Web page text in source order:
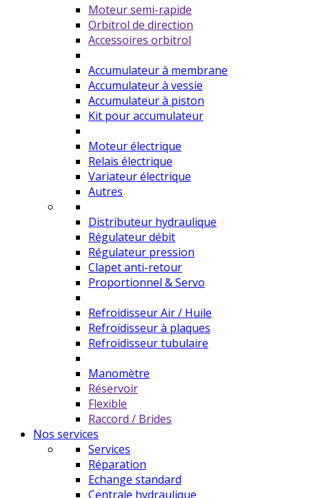
Moteur semi-rapide
Orbitrol de direction
Accessoires orbitrol
Accumulateur à membrane
Accumulateur à vessie
Accumulateur à piston
Kit pour accumulateur
Moteur électrique
Relais électrique
Variateur électrique
Autres
Distributeur hydraulique
Régulateur débit
Régulateur pression
Clapet anti-retour
Proportionnel & Servo
Refroidisseur Air / Huile
Refroidisseur à plaques
Refroidisseur tubulaire
Manomètre
Réservoir
Flexible
Raccord / Brides
Nos services
Services
Réparation
Echange standard
Centrale hydraulique